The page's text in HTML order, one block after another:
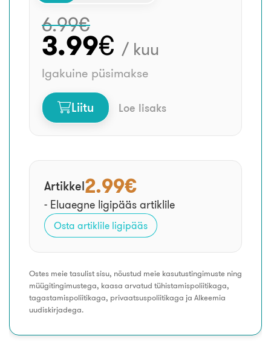
6.99€
3.99€ / kuu
Igakuine püsimakse
Liitu Loe lisaks
Artikkel2.99€
- Eluaegne ligipääs artiklile
Osta artiklile ligipääs
Ostes meie tasulist sisu, nõustud meie kasutustingimuste ning
müügitingimustega, kaasa arvatud tühistamispoliitikaga,
tagastamispoliitikaga, privaatsuspoliitikaga ja Alkeemia
uudiskirjadega.